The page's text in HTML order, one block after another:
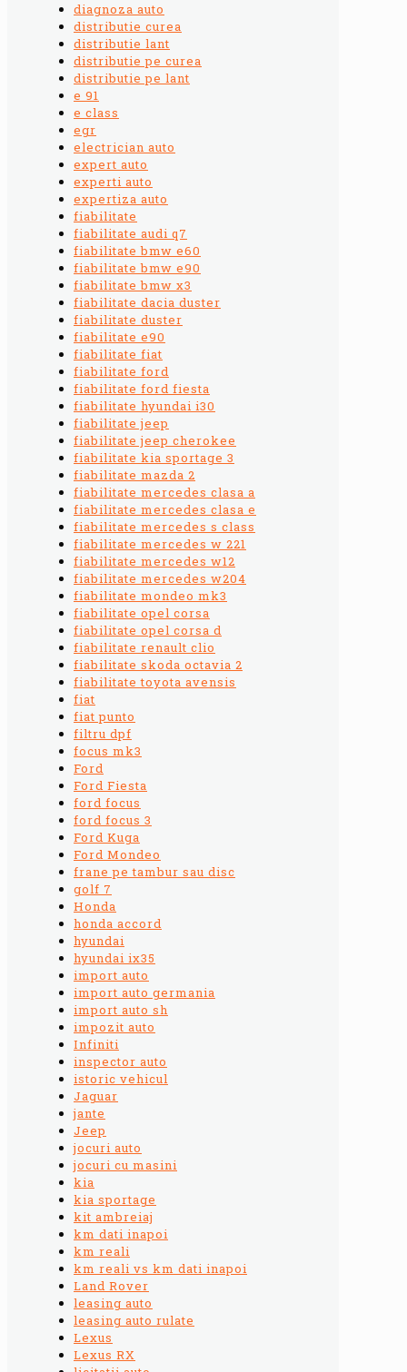
diagnoza auto
distributie curea
distributie lant
distributie pe curea
distributie pe lant
e 91
e class
egr
electrician auto
expert auto
experti auto
expertiza auto
fiabilitate
fiabilitate audi q7
fiabilitate bmw e60
fiabilitate bmw e90
fiabilitate bmw x3
fiabilitate dacia duster
fiabilitate duster
fiabilitate e90
fiabilitate fiat
fiabilitate ford
fiabilitate ford fiesta
fiabilitate hyundai i30
fiabilitate jeep
fiabilitate jeep cherokee
fiabilitate kia sportage 3
fiabilitate mazda 2
fiabilitate mercedes clasa a
fiabilitate mercedes clasa e
fiabilitate mercedes s class
fiabilitate mercedes w 221
fiabilitate mercedes w12
fiabilitate mercedes w204
fiabilitate mondeo mk3
fiabilitate opel corsa
fiabilitate opel corsa d
fiabilitate renault clio
fiabilitate skoda octavia 2
fiabilitate toyota avensis
fiat
fiat punto
filtru dpf
focus mk3
Ford
Ford Fiesta
ford focus
ford focus 3
Ford Kuga
Ford Mondeo
frane pe tambur sau disc
golf 7
Honda
honda accord
hyundai
hyundai ix35
import auto
import auto germania
import auto sh
impozit auto
Infiniti
inspector auto
istoric vehicul
Jaguar
jante
Jeep
jocuri auto
jocuri cu masini
kia
kia sportage
kit ambreiaj
km dati inapoi
km reali
km reali vs km dati inapoi
Land Rover
leasing auto
leasing auto rulate
Lexus
Lexus RX